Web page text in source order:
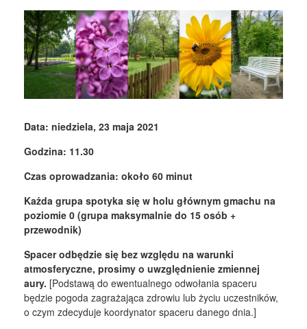
Data: niedziela, 23 maja 2021
Godzina: 11.30
Czas oprowadzania: około 60 minut
Każda grupa spotyka się w holu głównym gmachu na
poziomie 0 (grupa maksymalnie do 15 osób +
przewodnik)
Spacer odbędzie się bez względu na warunki
atmosferyczne, prosimy o uwzględnienie zmiennej
aury. [Podstawą do ewentualnego odwołania spaceru
będzie pogoda zagrażająca zdrowiu lub życiu uczestników,
o czym zdecyduje koordynator spaceru danego dnia.]